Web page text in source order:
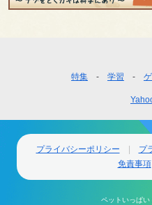
ー
ナ
ビ
特集 学習
プライバシーポリシー プ
免責事項
ペットいっぱい